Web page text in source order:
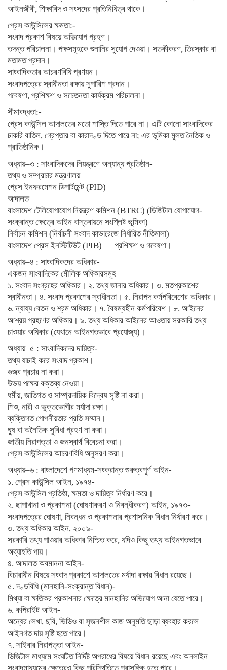
আইনজীবী, শিক্ষাবিদ ও সংসদের প্রতিনিধিত্ব থাকে।
প্রেস কাউন্সিলের ক্ষমতা:-
সংবাদ প্রকাশ বিষয়ে অভিযোগ গ্রহণ।
তদন্ত পরিচালনা। পক্ষসমূহকে শুনানির সুযোগ দেওয়া। সতর্কীকরণ, তিরস্কার বা
মতামত প্রদান।
সাংবাদিকতার আচরণবিধি প্রণয়ন।
সংবাদপত্রের স্বাধীনতা রক্ষায় সুপারিশ প্রদান।
গবেষণা, প্রশিক্ষণ ও সচেতনতা কার্যক্রম পরিচালনা।
সীমাবদ্ধতা:-
প্রেস কাউন্সিল আদালতের মতো শাস্তি দিতে পারে না। এটি কোনো সাংবাদিকের
চাকরি বাতিল, গ্রেপ্তার বা কারাদণ্ড দিতে পারে না; এর ভূমিকা মূলত নৈতিক ও
প্রাতিষ্ঠানিক।
অধ্যায়–৩ : সাংবাদিকদের নিয়ন্ত্রণে অন্যান্য প্রতিষ্ঠান-
তথ্য ও সম্প্রচার মন্ত্রণালয়
প্রেস ইনফরমেশন ডিপার্টমেন্ট (PID)
আদালত
বাংলাদেশ টেলিযোগাযোগ নিয়ন্ত্রণ কমিশন (BTRC) (ডিজিটাল যোগাযোগ-
সংক্রান্ত ক্ষেত্রে আইন বাস্তবায়নে সংশ্লিষ্ট ভূমিকা)
নির্বাচন কমিশন (নির্বাচনী সংবাদ কাভারেজে নির্ধারিত নীতিমালা)
বাংলাদেশ প্রেস ইনস্টিটিউট (PIB) — প্রশিক্ষণ ও গবেষণা।
অধ্যায়–৪ : সাংবাদিকদের অধিকার-
একজন সাংবাদিকের মৌলিক অধিকারসমূহ—
১. সংবাদ সংগ্রহের অধিকার। ২. তথ্য জানার অধিকার। ৩. মতপ্রকাশের
স্বাধীনতা। ৪. সংবাদ প্রকাশের স্বাধীনতা। ৫. নিরাপদ কর্মপরিবেশের অধিকার।
৬. ন্যায্য বেতন ও শ্রম অধিকার। ৭. বৈষম্যহীন কর্মপরিবেশ। ৮. আইনের
আশ্রয় গ্রহণের অধিকার। ৯. তথ্য অধিকার আইনের আওতায় সরকারি তথ্য
চাওয়ার অধিকার (যেখানে আইনগতভাবে প্রযোজ্য)।
অধ্যায়–৫ : সাংবাদিকদের দায়িত্ব-
তথ্য যাচাই করে সংবাদ প্রকাশ।
গুজব প্রচার না করা।
উভয় পক্ষের বক্তব্য নেওয়া।
ধর্মীয়, জাতিগত ও সাম্প্রদায়িক বিদ্বেষ সৃষ্টি না করা।
শিশু, নারী ও ভুক্তভোগীর মর্যাদা রক্ষা।
ব্যক্তিগত গোপনীয়তার প্রতি সম্মান।
ঘুষ বা অনৈতিক সুবিধা গ্রহণ না করা।
জাতীয় নিরাপত্তা ও জনস্বার্থ বিবেচনা করা।
প্রেস কাউন্সিলের আচরণবিধি অনুসরণ করা।
অধ্যায়–৬ : বাংলাদেশে গণমাধ্যম-সংক্রান্ত গুরুত্বপূর্ণ আইন-
১. প্রেস কাউন্সিল আইন, ১৯৭৪-
প্রেস কাউন্সিল প্রতিষ্ঠা, ক্ষমতা ও দায়িত্ব নির্ধারণ করে।
২. ছাপাখানা ও প্রকাশনা (ঘোষণাকরণ ও নিবন্ধীকরণ) আইন, ১৯৭৩-
সংবাদপত্রের ঘোষণা, নিবন্ধন ও প্রকাশনার প্রশাসনিক বিধান নির্ধারণ করে।
৩. তথ্য অধিকার আইন, ২০০৯-
সরকারি তথ্য পাওয়ার অধিকার নিশ্চিত করে, যদিও কিছু তথ্য আইনগতভাবে
অব্যাহতি পায়।
৪. আদালত অবমাননা আইন-
বিচারাধীন বিষয়ে সংবাদ প্রকাশে আদালতের মর্যাদা রক্ষার বিধান রয়েছে।
৫. দণ্ডবিধি (মানহানি-সংক্রান্ত বিধান)-
মিথ্যা বা ক্ষতিকর প্রকাশনার ক্ষেত্রে মানহানির অভিযোগ আনা যেতে পারে।
৬. কপিরাইট আইন-
অন্যের লেখা, ছবি, ভিডিও বা সৃজনশীল কাজ অনুমতি ছাড়া ব্যবহার করলে
আইনগত দায় সৃষ্টি হতে পারে।
৭. সাইবার নিরাপত্তা আইন-
ডিজিটাল মাধ্যমে সংঘটিত নির্দিষ্ট অপরাধের বিষয়ে বিধান রয়েছে এবং অনলাইন
সংবাদমাধ্যমের ক্ষেত্রেও কিছু পরিস্থিতিতে প্রাসঙ্গিক হতে পারে।